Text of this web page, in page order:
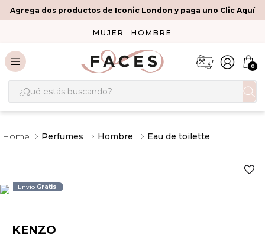
Agrega dos productos de Iconic London y paga uno Clic Aquí
MUJER HOMBRE
0
¿Qué estás buscando?
Perfumes Hombre Eau de toilette
Envío Gratis
KENZO